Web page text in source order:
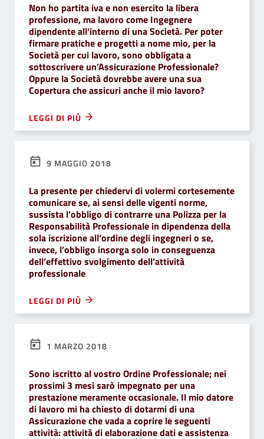
Non ho partita iva e non esercito la libera
professione, ma lavoro come Ingegnere
dipendente all’interno di una Società. Per poter
firmare pratiche e progetti a nome mio, per la
Società per cui lavoro, sono obbligata a
sottoscrivere un’Assicurazione Professionale?
Oppure la Società dovrebbe avere una sua
Copertura che assicuri anche il mio lavoro?
LEGGI DI PIÙ
9 MAGGIO 2018
La presente per chiedervi di volermi cortesemente
comunicare se, ai sensi delle vigenti norme,
sussista l’obbligo di contrarre una Polizza per la
Responsabilità Professionale in dipendenza della
sola iscrizione all’ordine degli ingegneri o se,
invece, l’obbligo insorga solo in conseguenza
dell’effettivo svolgimento dell’attività
professionale
LEGGI DI PIÙ
1 MARZO 2018
Sono iscritto al vostro Ordine Professionale; nei
prossimi 3 mesi sarò impegnato per una
prestazione meramente occasionale. Il mio datore
di lavoro mi ha chiesto di dotarmi di una
Assicurazione che vada a coprire le seguenti
attività: attività di elaborazione dati e assistenza